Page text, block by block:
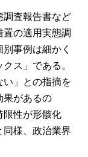
調査報告書など
置の適用実態調
事例は細かく
ス」である。
い」との指摘を
果があるの
限性が形骸化
同様、政治業界